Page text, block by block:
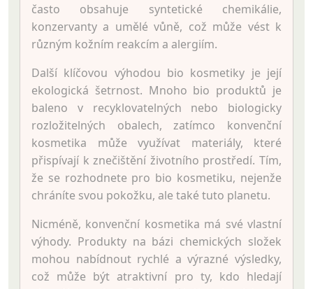
často obsahuje syntetické chemikálie,
konzervanty a umělé vůně, což může vést k
různým kožním reakcím a alergiím.
Další klíčovou výhodou bio kosmetiky je její
ekologická šetrnost. Mnoho bio produktů je
baleno v recyklovatelných nebo biologicky
rozložitelných obalech, zatímco konvenční
kosmetika může využívat materiály, které
přispívají k znečištění životního prostředí. Tím,
že se rozhodnete pro bio kosmetiku, nejenže
chráníte svou pokožku, ale také tuto planetu.
Nicméně, konvenční kosmetika má své vlastní
výhody. Produkty na bázi chemických složek
mohou nabídnout rychlé a výrazné výsledky,
což může být atraktivní pro ty, kdo hledají